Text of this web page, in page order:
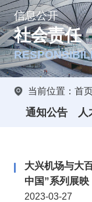
信息公开
社会责任
当前位置： 首
通知公告 人
大兴机场与大
中国”系列展映
2023-03-27